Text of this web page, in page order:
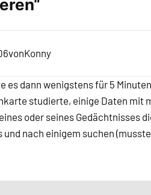
vonKonny
es dann wenigstens für 5
studierte, einige Daten mit
oder seines Gedächtnisses
und nach einigem suchen